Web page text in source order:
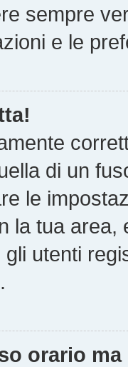
sempre
e le
di un
le
la tua area,
utenti
orario ma